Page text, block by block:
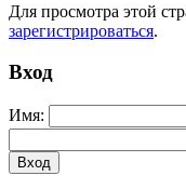
Для просмотра этой
зарегистрироваться.
Вход
Имя:
Вход